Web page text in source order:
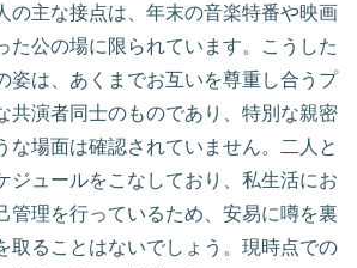
の主な接点は、年末の音楽特番や映画
た公の場に限られています。こうした
姿は、あくまでお互いを尊重し合うプ
共演者同士のものであり、特別な親密
な場面は確認されていません。二人と
ジュールをこなしており、私生活にお
管理を行っているため、安易に噂を裏
取ることはないでしょう。現時点での